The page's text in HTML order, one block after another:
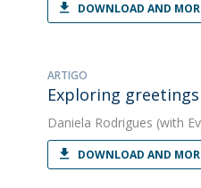
DOWNLOAD AND
ARTIGO
Exploring
Daniela Rodrigues (with
DOWNLOAD AND